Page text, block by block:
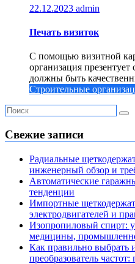
22.12.2023 admin
Печать визиток
С помощью визитной
организация
должны быть
Строительные
Свежие записи
Радиальные
инженерный обзор и
Автоматические
тенденции
Импортные
электродвигателей и
Изопропиловый спирт:
медицины,
Как правильно выбрать
преобразователь